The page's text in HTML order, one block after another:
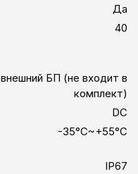
Да
40
внешний БП (не входит в
комплект)
DC
-35°C~+55°C
IP67